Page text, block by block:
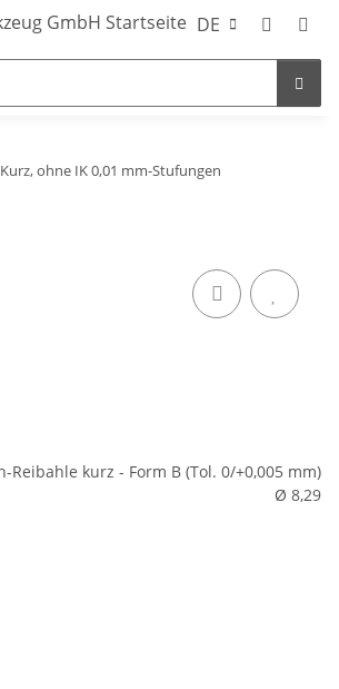
DE
Kurz, ohne IK 0,01 mm-Stufungen